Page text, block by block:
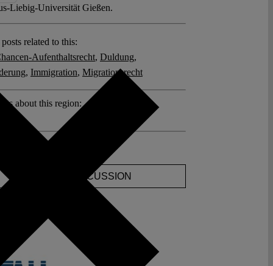
Liebig-Universität Gießen.
related to this:
Aufenthaltsrecht, Duldung,
, Immigration, Migrationsrecht
about this region:
JOIN THE DISCUSSION